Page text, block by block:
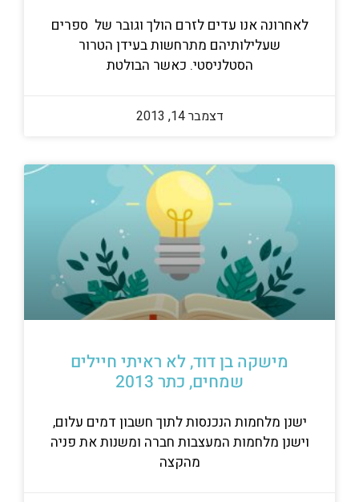
לאחרונה אנו עדים לזרם הולך וגובר של ספרים
שעלילותיהם מתרחשות בעידן הטרור
הסטלניסטי. כאשר הבולטת
דצמבר 14, 2013
מישקה בן דוד, לא ראיתי חיילים
שמחים, כתר 2013
ישנן מלחמות הנכנסות לתוך חשבון דמים עלום,
וישנן מלחמות המעצבות חברה ומשנות את פניה
מהקצה